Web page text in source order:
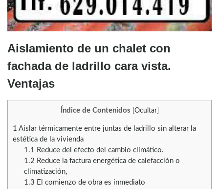
Aislamiento de un chalet con
fachada de ladrillo cara vista.
Ventajas
Índice de Contenidos Ocultar]
1 Aislar térmicamente entre juntas de ladrillo sin alterar la
estética de la vivienda
1.1 Reduce del efecto del cambio climático.
1.2 Reduce la factura energética de calefacción o
climatización,
1.3 El comienzo de obra es inmediato